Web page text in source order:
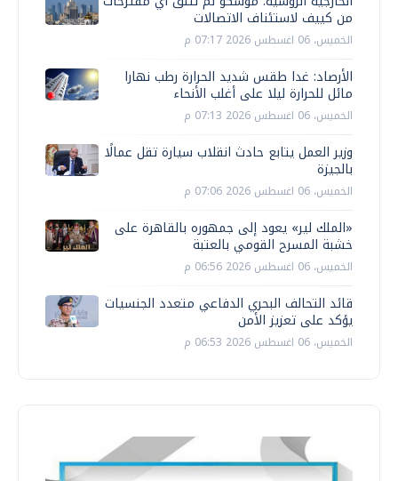
من كييف لاستئناف الاتصالات
الخميس، 06 اغسطس 2026 07:17 م
الأرصاد: غدا طقس شديد الحرارة رطب نهارا
مائل للحرارة ليلا على أغلب الأنحاء
الخميس، 06 اغسطس 2026 07:13 م
وزير العمل يتابع حادث انقلاب سيارة تقل عمالًا
بالجيزة
الخميس، 06 اغسطس 2026 07:06 م
«الملك لير» يعود إلى جمهوره بالقاهرة على
خشبة المسرح القومي بالعتبة
الخميس، 06 اغسطس 2026 06:56 م
قائد التحالف البحري الدفاعي متعدد الجنسيات
يؤكد على تعزيز الأمن
الخميس، 06 اغسطس 2026 06:53 م